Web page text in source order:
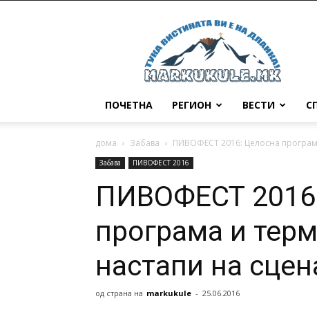
Маркукуле
ПОЧЕТНА РЕГИОН ВЕСТИ
дома Забава ПИВОФЕСТ 2016: Целосна
Забава ПИВОФЕСТ 2016
ПИВОФЕСТ
програма и
настапи на
од страна на markukule - 25.06.2016